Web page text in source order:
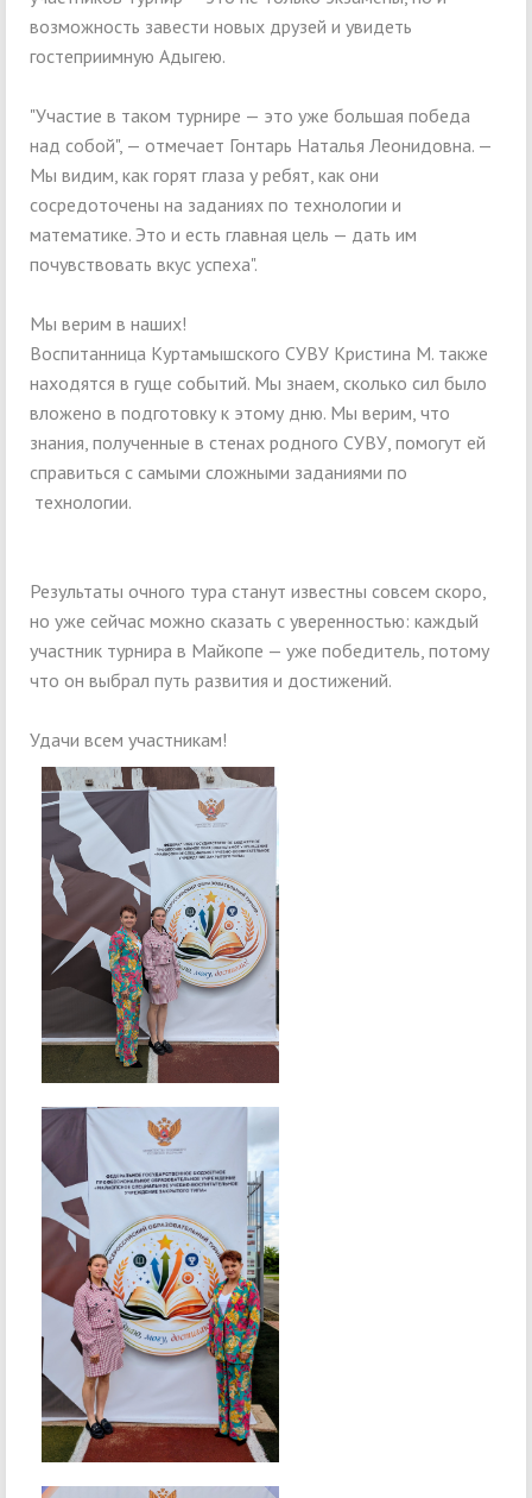
возможность завести новых друзей и увидеть
гостеприимную Адыгею.
"Участие в таком турнире — это уже большая победа
над собой", — отмечает Гонтарь Наталья Леонидовна. —
Мы видим, как горят глаза у ребят, как они
сосредоточены на заданиях по технологии и
математике. Это и есть главная цель — дать им
почувствовать вкус успеха".
Мы верим в наших!
Воспитанница Куртамышского СУВУ Кристина М. также
находятся в гуще событий. Мы знаем, сколько сил было
вложено в подготовку к этому дню. Мы верим, что
знания, полученные в стенах родного СУВУ, помогут ей
справиться с самыми сложными заданиями по
технологии.
Результаты очного тура станут известны совсем скоро,
но уже сейчас можно сказать с уверенностью: каждый
участник турнира в Майкопе — уже победитель, потому
что он выбрал путь развития и достижений.
Удачи всем участникам!